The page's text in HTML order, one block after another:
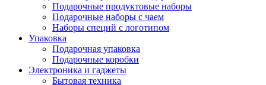
Подарочные продуктовые наборы
Подарочные наборы с чаем
Наборы специй с логотипом
Упаковка
Подарочная упаковка
Подарочные коробки
Электроника и гаджеты
Бытовая техника